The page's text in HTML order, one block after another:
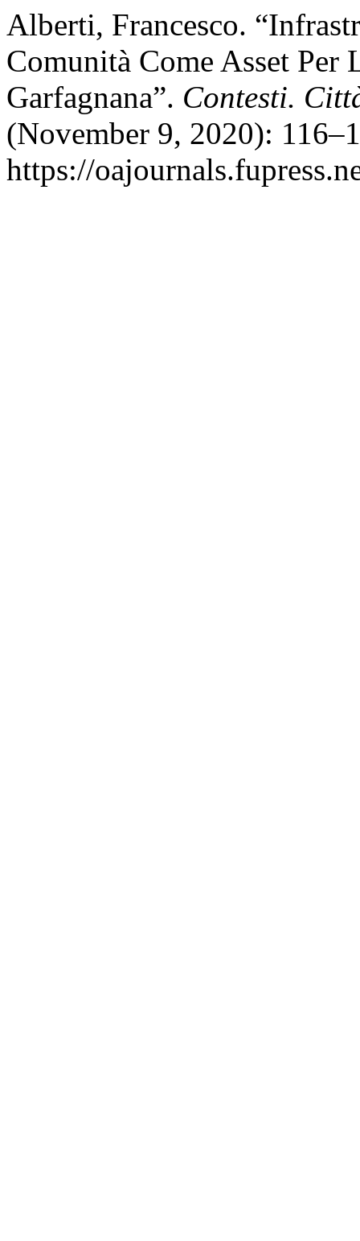
Alberti, Francesco.
Comunità Come Asset Per
Garfagnana”. Contesti.
(November 9, 2020):
https://